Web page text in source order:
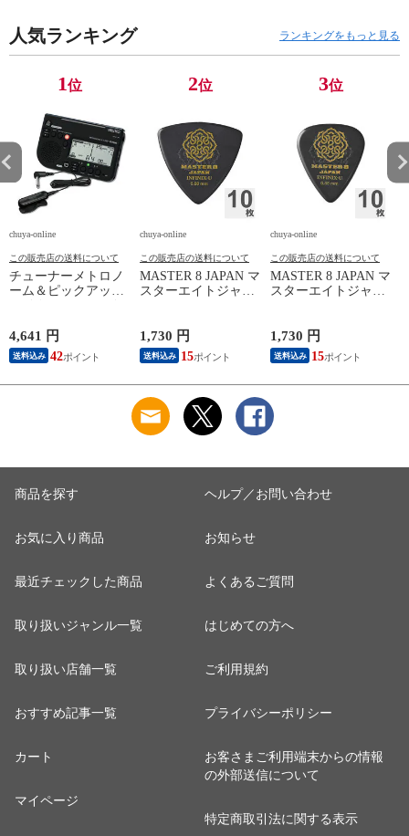
人気ランキング ランキングをもっと見る
1位
chuya-online
この販売店の送料について
チューナーメトロノ
ーム＆ピックアップ
スペシャルパック ブ
ラック
4,641 円
送料込み 42
2位
chuya-online
この販売店の送料について
MASTER 8 JAPAN マ
スターエイトジャパ
Polish TRIANGLE
0.88mm ギターピッ
ク×10枚
1,730 円
送料込み 15
3位
chuya-online
この販売店の送料について
MASTER 8 JAPAN マ
スターエイトジャパ
Polish TEARDROP
0.88mm ギターピッ
ク×10枚
1,730 円
送料込み 15
商品を探す
お気に入り商品
最近チェックした商品
取り扱いジャンル一覧
取り扱い店舗一覧
おすすめ記事一覧
カート
マイページ
ヘルプ／お問い合わせ
お知らせ
よくあるご質問
はじめての方へ
ご利用規約
プライバシーポリシー
お客さまご利用端末からの情報
の外部送信について
特定商取引法に関する表示